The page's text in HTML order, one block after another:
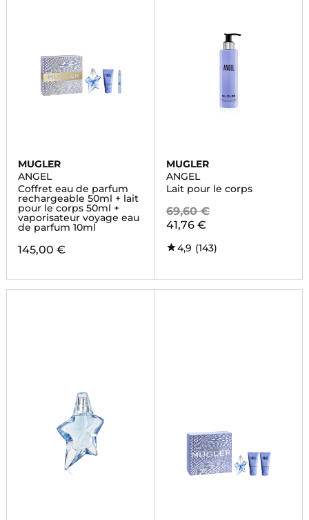
MUGLER
ANGEL
Coffret eau de parfum
rechargeable 50ml + lait
pour le corps 50ml +
vaporisateur voyage eau
de parfum 10ml
145,00 €
MUGLER
ANGEL
Lait pour le corps
69,60 €
41,76 €
4,9 (143)